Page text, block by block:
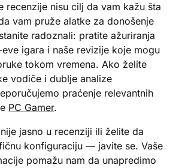
recenzije nisu cilj da vam kažu šta
vam pruže alatke za donošenje
radoznali: pratite ažuriranja
igara i naše revizije koje mogu
tokom vremena. Ako želite
vodiče i dublje analize
praćenje relevantnih
PC Gamer.
jasno u recenziji ili želite da
konfiguraciju — javite se. Vaše
pomažu nam da unapredimo